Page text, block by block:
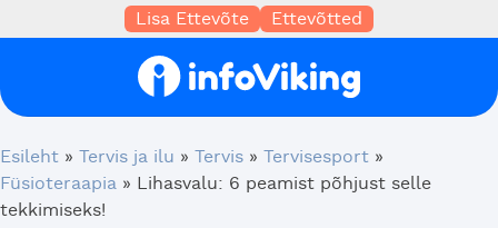
Lisa Ettevõte Ettevõtted
Esileht » Tervis ja ilu » Tervis » Tervisesport »
Füsioteraapia »
Lihasvalu: 6 peamist põhjust selle
tekkimiseks!